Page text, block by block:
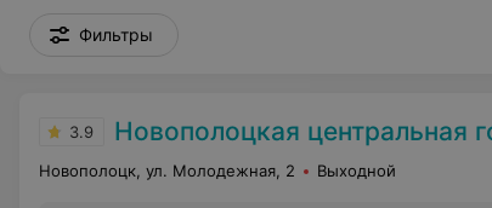
Фильтры
3.9 Новополоцкая центральная
Новополоцк, ул. Молодежная, 2 Выходной